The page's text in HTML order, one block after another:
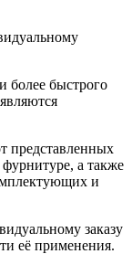
более быстрого
представленных
а также
и
заказу
её применения.